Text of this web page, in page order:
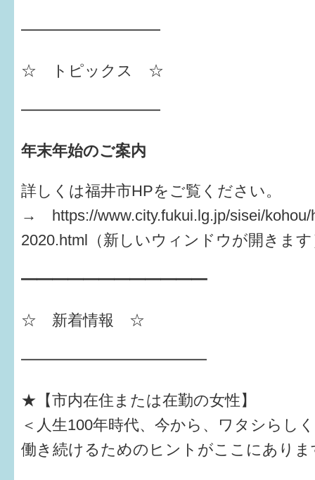
━━━━━━━━━
☆ トピックス ☆
━━━━━━━━━
年末年始のご案内
詳しくは福井市HPをご覧ください。
→ https://www.city.fukui.lg.jp/sisei/kohou/
2020.html（新しいウィンドウが開きま
━━━━━━━━━━━━
☆ 新着情報 ☆
━━━━━━━━━━━━
★【市内在住または在勤の女性】
＜人生100年時代、今から、ワタシらし
働き続けるためのヒントがここにありま
子育てマップ
はぐくむ.net相談コーナー
みんなの知恵袋
子育て情報誌「ほっと」
食育
病気・けが 基本情報
パパもママも子育て